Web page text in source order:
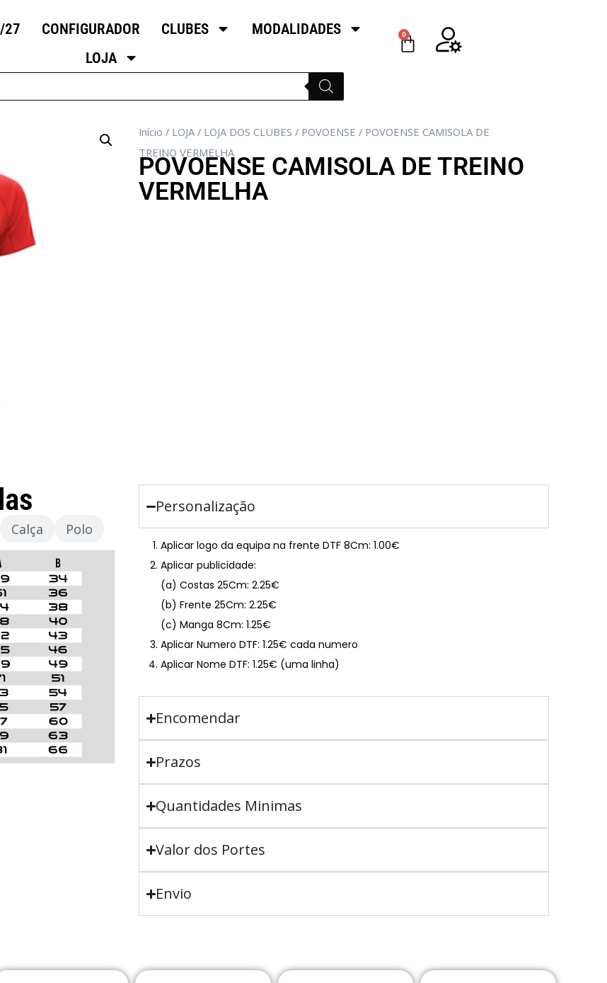
27 CONFIGURADOR CLUBES
MODALIDADES
LOJA
0
Início / LOJA / LOJA DOS CLUBES / POVOENSE / POVOENSE CAMISOLA DE
TREINO VERMELHA
POVOENSE CAMISOLA DE TREINO
VERMELHA
Calça Polo
Personalização
Aplicar logo da equipa na frente DTF 8Cm: 1.00€
Aplicar publicidade:
(a) Costas 25Cm: 2.25€
(b) Frente 25Cm: 2.25€
(c) Manga 8Cm: 1.25€
Aplicar Numero DTF: 1.25€ cada numero
Aplicar Nome DTF: 1.25€ (uma linha)
Encomendar
Prazos
Quantidades Minimas
Valor dos Portes
Envio